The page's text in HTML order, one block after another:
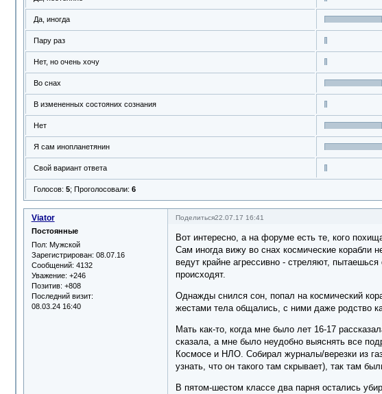
Да, иногда
Пару раз
Нет, но очень хочу
Во снах
В измененных состояних сознания
Нет
Я сам инопланетянин
Свой вариант ответа
Голосов: 5; Проголосовали: 6
Поделиться22.07.17 16:41
Viator
Постоянные
Пол: Мужской
Зарегистрирован: 08.07.16
Сообщений: 4132
Уважение: +246
Позитив: +808
Последний визит:
08.03.24 16:40
Вот интересно, а на форуме есть те, кого
Сам иногда вижу во снах космические корабли
ведут крайне агрессивно - стреляют,
происходят.
Однажды снился сон, попал на космический
жестами тела общались, с ними даже родство
Мать как-то, когда мне было лет 16-17
сказала, а мне было неудобно выяснять все
Космосе и НЛО. Собирал журналы/верезки из
узнать, что он такого там скрывает), так там
В пятом-шестом классе два парня остались